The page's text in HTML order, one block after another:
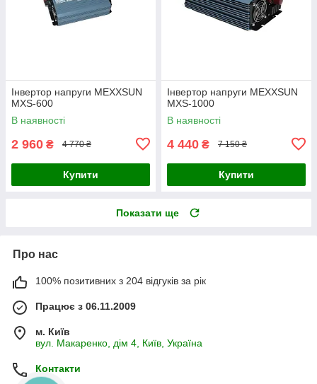
Інвертор напруги MEXXSUN
MXS-600
В наявності
2 960 ₴ 4 770 ₴
Купити
Інвертор напруги MEXXSUN
MXS-1000
В наявності
4 440 ₴ 7 150 ₴
Купити
Показати ще
Про нас
100% позитивних з 204 відгуків за рік
Працює з 06.11.2009
м. Київ
вул. Макаренко, дім 4, Київ, Україна
Контакти